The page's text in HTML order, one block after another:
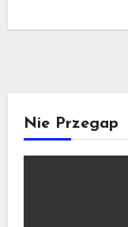
Nie Przegap